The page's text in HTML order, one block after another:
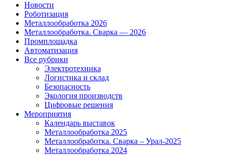
Новости
Роботизация
Металлообработка 2026
Металлообработка. Сварка — 2026
Промплощадка
Автоматизация
Все рубрики
Электротехника
Логистика и склад
Безопасность
Экология производств
Цифровые решения
Мероприятия
Календарь выставок
Металлообработка 2025
Металлообработка. Сварка – Урал-2025
Металлообработка 2024